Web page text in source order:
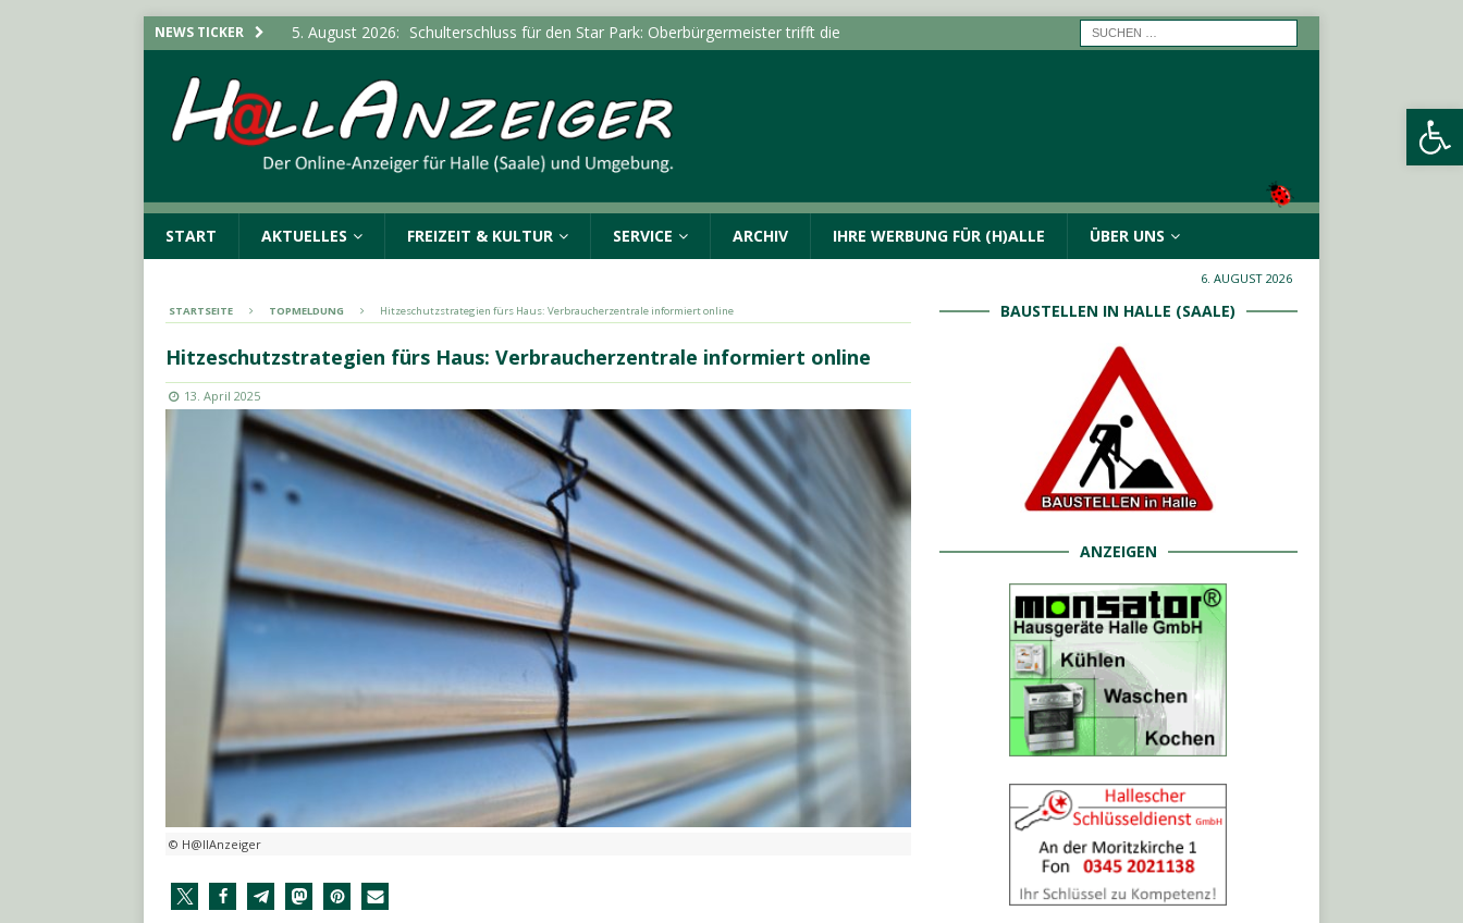
Werkzeugleiste öffnen
NEWS TICKER 5. August 2026: Schulterschluss für den Star Park: Oberbürgermeister trifft die
(SAALE) & UMGEBUNG
5. August 2026: Stadt erweitert Online-Dienste um „Belehrung nach
Infektionsschutzgesetz“
LOKALE NACHRICHTEN - HALLE (SAALE) & UMGEBUNG
POLIZEIMELDUNGEN
5. August 2026: Polizeimeldungen vom Mittwoch, 05.08.2026
POLIZEIMELDUNGEN
Cannabisplantage aufgefunden
POLIZEIMELDUNGEN
START AKTUELLES FREIZEIT & KULTUR SERVICE ARCHIV IHRE WERBUNG FÜR (H)ALLE ÜBER UNS
6. AUGUST 2026
STARTSEITE TOPMELDUNG Hitzeschutzstrategien fürs Haus: Verbraucherzentrale informiert online
Hitzeschutzstrategien fürs Haus: Verbraucherzentrale informiert online
13. April 2025
© H@llAnzeiger
BAUSTELLEN IN HALLE (SAALE)
ANZEIGEN